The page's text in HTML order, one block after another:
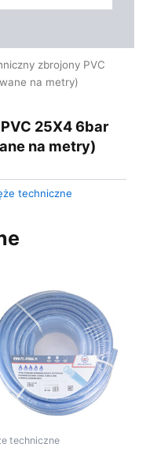
zbrojony PVC
na metry)
25X4 6bar
na metry)
techniczne
techniczne